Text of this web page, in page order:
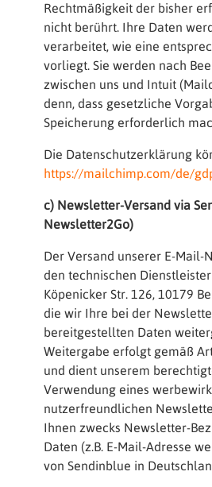
Rechtmäßigkeit der bisher
nicht berührt. Ihre Daten
verarbeitet, wie eine
vorliegt. Sie werden nach
zwischen uns und Intuit
denn, dass gesetzliche
Speicherung erforderlich
Die Datenschutzerklärung
https://mailchimp.com/de/
c) Newsletter-Versand via
Newsletter2Go)
Der Versand unserer E-
den technischen
Köpenicker Str. 126, 10179
die wir Ihre bei der
bereitgestellten Daten
Weitergabe erfolgt gemäß
und dient unserem
Verwendung eines
nutzerfreundlichen
Ihnen zwecks Newsletter-
Daten (z.B. E-Mail-Adresse
von Sendinblue in